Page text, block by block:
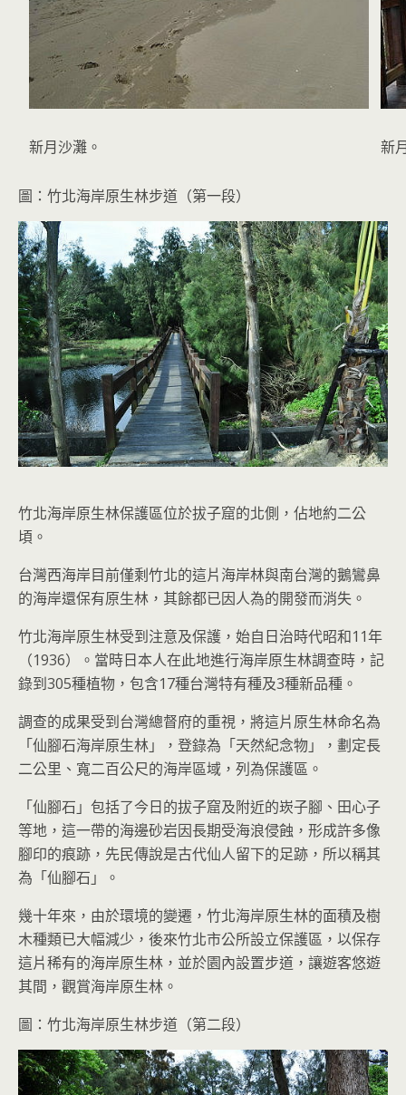
新月沙灘。 新
圖：竹北海岸原生林步道（第一段）
竹北海岸原生林保護區位於拔子窟的北側，佔地約二公
頃。
台灣西海岸目前僅剩竹北的這片海岸林與南台灣的鵝鸞鼻
的海岸還保有原生林，其餘都已因人為的開發而消失。
竹北海岸原生林受到注意及保護，始自日治時代昭和11年
（1936）。當時日本人在此地進行海岸原生林調查時，記
錄到305種植物，包含17種台灣特有種及3種新品種。
調查的成果受到台灣總督府的重視，將這片原生林命名為
「仙腳石海岸原生林」，登錄為「天然紀念物」，劃定長
二公里、寬二百公尺的海岸區域，列為保護區。
「仙腳石」包括了今日的拔子窟及附近的崁子腳、田心子
等地，這一帶的海邊砂岩因長期受海浪侵蝕，形成許多像
腳印的痕跡，先民傳說是古代仙人留下的足跡，所以稱其
為「仙腳石」。
幾十年來，由於環境的變遷，竹北海岸原生林的面積及樹
木種類已大幅減少，後來竹北市公所設立保護區，以保存
這片稀有的海岸原生林，並於園內設置步道，讓遊客悠遊
其間，觀賞海岸原生林。
圖：竹北海岸原生林步道（第二段）